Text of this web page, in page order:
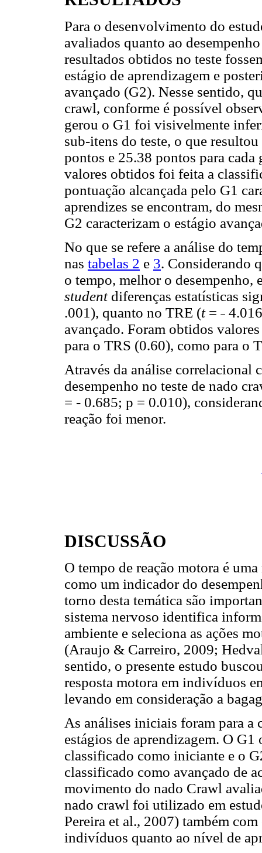
Para o desenvolvimento do
avaliados quanto ao
resultados obtidos no teste
estágio de aprendizagem e
avançado (G2). Nesse sentido,
crawl, conforme é possível
gerou o G1 foi visivelmente
sub-itens do teste, o que
pontos e 25.38 pontos para
valores obtidos foi feita a
pontuação alcançada pelo G1
aprendizes se encontram, do
G2 caracterizam o estágio
No que se refere a análise do
nas tabelas 2 e 3. Considerando
o tempo, melhor o desempenho,
studentdiferenças estatísticas
.001), quanto no TRE (t = ˗
avançado. Foram obtidos
para o TRS (0.60), como para o
Através da análise correlacional
desempenho no teste de nado
= - 0.685; p = 0.010),
reação foi menor.
DISCUSSÃO
O tempo de reação motora é
como um indicador do
torno desta temática são
sistema nervoso identifica
ambiente e seleciona as ações
(Araujo & Carreiro, 2009;
sentido, o presente estudo
resposta motora em indivíduos
levando em consideração a
As análises iniciais foram para a
estágios de aprendizagem. O
classificado como iniciante e o
classificado como avançado de
movimento do nado Crawl
nado crawl foi utilizado em
Pereira et al., 2007) também
indivíduos quanto ao nível de